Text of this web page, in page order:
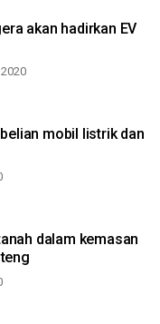
akan hadirkan EV
mobil listrik dan
dalam kemasan